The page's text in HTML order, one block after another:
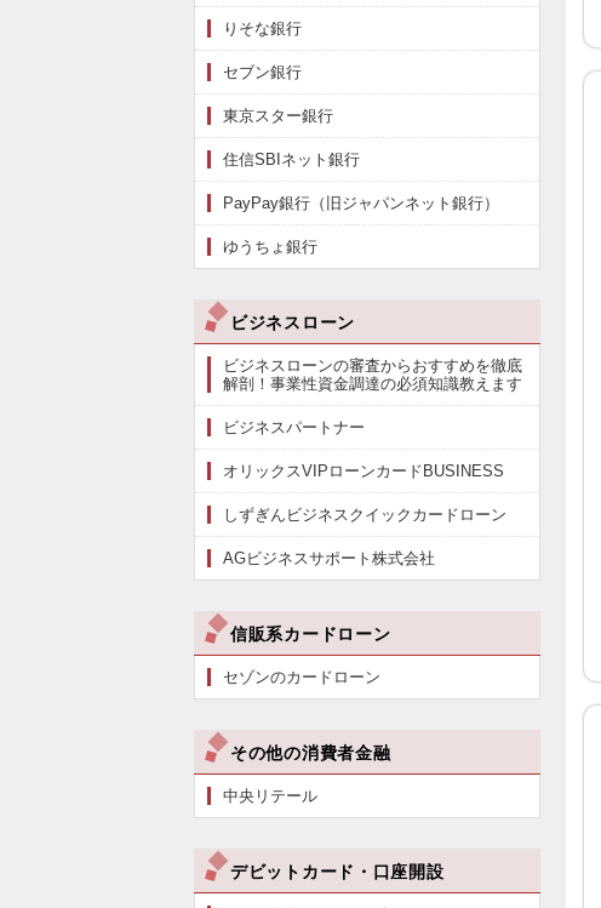
りそな銀行
セブン銀行
東京スター銀行
住信SBIネット銀行
PayPay銀行（旧ジャパンネット銀行）
ゆうちょ銀行
ビジネスローン
ビジネスローンの審査からおすすめを徹底
解剖！事業性資金調達の必須知識教えます
ビジネスパートナー
オリックスVIPローンカードBUSINESS
しずぎんビジネスクイックカードローン
AGビジネスサポート株式会社
信販系カードローン
セゾンのカードローン
その他の消費者金融
中央リテール
デビットカード・口座開設